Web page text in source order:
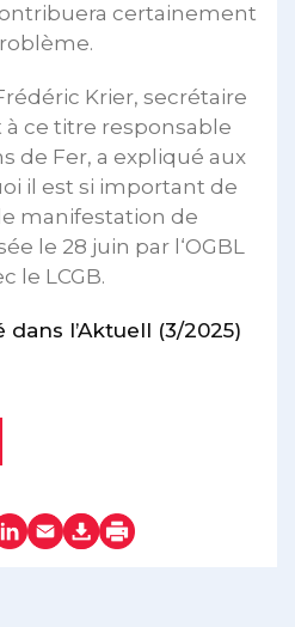
certainement
Krier, secrétaire
à ce titre responsable
de Fer, a expliqué aux
il est si important de
manifestation de
le 28 juin par l‘OGBL
le LCGB.
dans l’Aktuell (3/2025)